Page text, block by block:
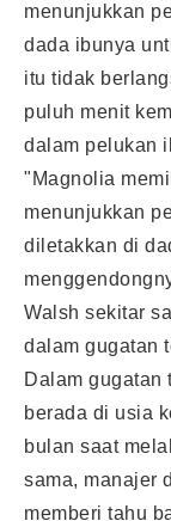
menunjukkan
dada ibunya
itu tidak
puluh menit
dalam pelukan
"Magnolia
menunjukkan
diletakkan di
Walsh sekitar
dalam gugatan
Dalam gugatan
berada di usia
bulan saat
sama, manajer
memberi tahu